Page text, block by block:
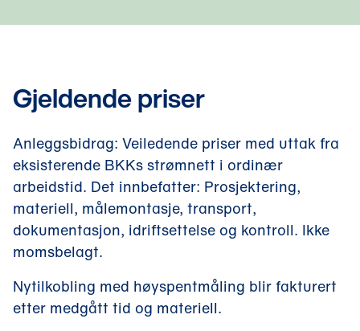
Gjeldende priser
Anleggsbidrag: Veiledende priser med uttak fra
eksisterende BKKs strømnett i ordinær
arbeidstid. Det innbefatter: Prosjektering,
materiell, målemontasje, transport,
dokumentasjon, idriftsettelse og kontroll. Ikke
momsbelagt.
Nytilkobling med høyspentmåling blir fakturert
etter medgått tid og materiell.